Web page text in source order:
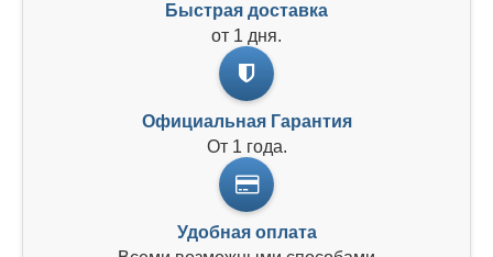
Быстрая доставка
от 1 дня.
Официальная Гарантия
От 1 года.
Удобная оплата